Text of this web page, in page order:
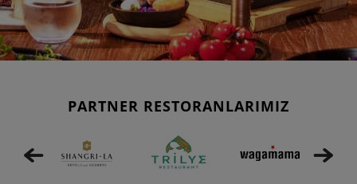
PARTNER RESTORANLARIMIZ